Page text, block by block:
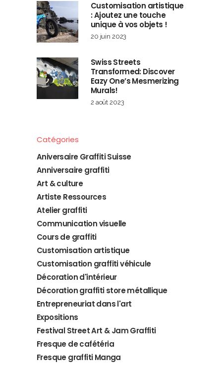
Customisation artistique
: Ajoutez une touche
unique à vos objets !
20 juin 2023
Swiss Streets
Transformed: Discover
Eazy One’s Mesmerizing
Murals!
2 août 2023
Catégories
Aniversaire Graffiti Suisse
Anniversaire graffiti
Art & culture
Artiste Ressources
Atelier graffiti
Communication visuelle
Cours de graffiti
Customisation artistique
Customisation graffiti véhicule
Décoration d'intérieur
Décoration graffiti store métallique
Entrepreneuriat dans l'art
Expositions
Festival Street Art & Jam Graffiti
Fresque de cafétéria
Fresque graffiti Manga